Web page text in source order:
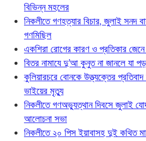
বিভিন্ন মহলের
নিকলীতে গণহত্যার বিচার, জুলাই সনদ
গণমিছিল
একশিরা রোগের কারণ ও প্রতিকার জেনে
বিতর নামাযে দু’আ কুনুত না জানলে যা
কুলিয়ারচরে বোনকে উত্ত্যক্তের
ভাইয়ের মৃত্যু
নিকলীতে গণঅভ্যুত্থান দিবসে জুলাই
আলোচনা সভা
নিকলীতে ২০ পিস ইয়াবাসহ দুই কথিত